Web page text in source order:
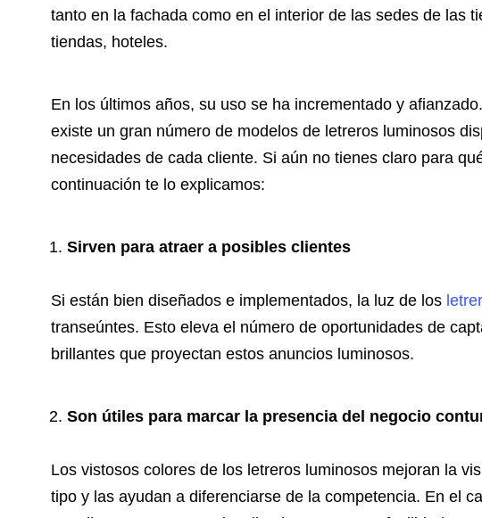
tanto en la fachada como en el interior de las sedes de las
tiendas, hoteles.
En los últimos años, su uso se ha incrementado y
existe un gran número de modelos de letreros luminosos
necesidades de cada cliente. Si aún no tienes claro para
continuación te lo explicamos:
Sirven para atraer a posibles clientes
Si están bien diseñados e implementados, la luz de los
transeúntes. Esto eleva el número de oportunidades de
brillantes que proyectan estos anuncios luminosos.
Son útiles para marcar la presencia del negocio
Los vistosos colores de los letreros luminosos mejoran la
tipo y las ayudan a diferenciarse de la competencia. En el